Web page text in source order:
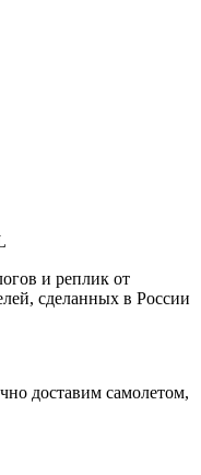
и реплик от
сделанных в России
доставим самолетом,